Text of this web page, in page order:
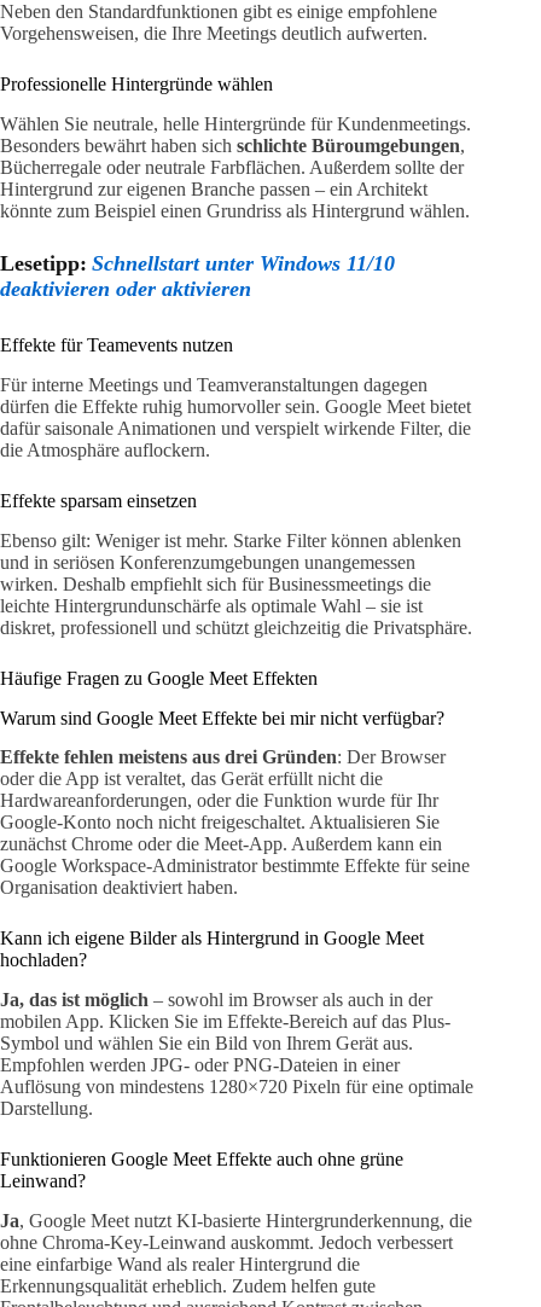
Neben den Standardfunktionen gibt es einige empfohlene
Vorgehensweisen, die Ihre Meetings deutlich aufwerten.
Professionelle Hintergründe wählen
Wählen Sie neutrale, helle Hintergründe für Kundenmeetings.
Besonders bewährt haben sich schlichte Büroumgebungen,
Bücherregale oder neutrale Farbflächen. Außerdem sollte der
Hintergrund zur eigenen Branche passen – ein Architekt
könnte zum Beispiel einen Grundriss als Hintergrund wählen.
Lesetipp: Schnellstart unter Windows 11/10
deaktivieren oder aktivieren
Effekte für Teamevents nutzen
Für interne Meetings und Teamveranstaltungen dagegen
dürfen die Effekte ruhig humorvoller sein. Google Meet bietet
dafür saisonale Animationen und verspielt wirkende Filter, die
die Atmosphäre auflockern.
Effekte sparsam einsetzen
Ebenso gilt: Weniger ist mehr. Starke Filter können ablenken
und in seriösen Konferenzumgebungen unangemessen
wirken. Deshalb empfiehlt sich für Businessmeetings die
leichte Hintergrundunschärfe als optimale Wahl – sie ist
diskret, professionell und schützt gleichzeitig die Privatsphäre.
Häufige Fragen zu Google Meet Effekten
Warum sind Google Meet Effekte bei mir nicht verfügbar?
Effekte fehlen meistens aus drei Gründen: Der Browser
oder die App ist veraltet, das Gerät erfüllt nicht die
Hardwareanforderungen, oder die Funktion wurde für Ihr
Google-Konto noch nicht freigeschaltet. Aktualisieren Sie
zunächst Chrome oder die Meet-App. Außerdem kann ein
Google Workspace-Administrator bestimmte Effekte für seine
Organisation deaktiviert haben.
Kann ich eigene Bilder als Hintergrund in Google Meet
hochladen?
Ja, das ist möglich – sowohl im Browser als auch in der
mobilen App. Klicken Sie im Effekte-Bereich auf das Plus-
Symbol und wählen Sie ein Bild von Ihrem Gerät aus.
Empfohlen werden JPG- oder PNG-Dateien in einer
Auflösung von mindestens 1280×720 Pixeln für eine optimale
Darstellung.
Funktionieren Google Meet Effekte auch ohne grüne
Leinwand?
Ja, Google Meet nutzt KI-basierte Hintergrunderkennung, die
ohne Chroma-Key-Leinwand auskommt. Jedoch verbessert
eine einfarbige Wand als realer Hintergrund die
Erkennungsqualität erheblich. Zudem helfen gute